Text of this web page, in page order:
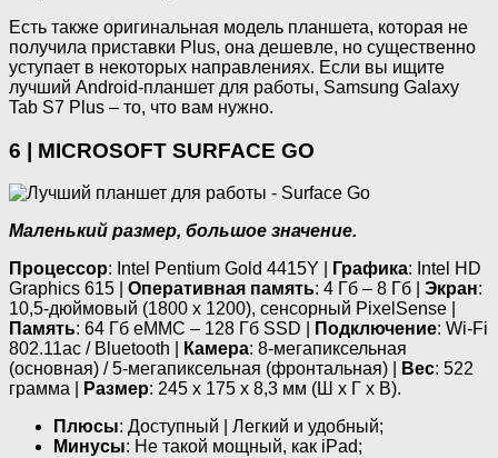
Есть также оригинальная модель планшета, которая не
получила приставки Plus, она дешевле, но существенно
уступает в некоторых направлениях. Если вы ищите
лучший Android-планшет для работы, Samsung Galaxy
Tab S7 Plus – то, что вам нужно.
6 | MICROSOFT SURFACE GO
Маленький размер, большое значение.
Процессор: Intel Pentium Gold 4415Y | Графика: Intel HD
Graphics 615 | Оперативная память: 4 Гб – 8 Гб | Экран:
10,5-дюймовый (1800 х 1200), сенсорный PixelSense |
Память: 64 Гб eMMC – 128 Гб SSD | Подключение: Wi-Fi
802.11ac / Bluetooth |
Камера: 8-мегапиксельная
(основная) / 5-мегапиксельная (фронтальная) |
Вес: 522
грамма |
Размер: 245 х 175 х 8,3 мм (Ш х Г х В).
Плюсы: Доступный | Легкий и удобный;
Минусы: Не такой мощный, как iPad;